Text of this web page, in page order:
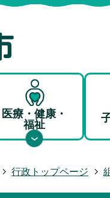
医療・健康・
福祉
行政トップページ